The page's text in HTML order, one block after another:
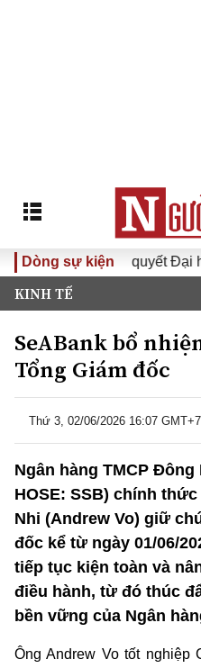
Dòng sự kiện
Đưa Nghị quyết Đại hội
KINH TẾ
SeABank bổ
Tổng Giám đốc
Thứ 3, 02/06/2026 16:07 GMT+7
Ngân hàng TMCP Đông
HOSE: SSB) chính
Nhi (Andrew Vo) giữ
đốc kể từ ngày 01/06/
tiếp tục kiện toàn và
điều hành, từ đó thúc
bền vững của Ngân
Ông Andrew Vo tốt nghiệp